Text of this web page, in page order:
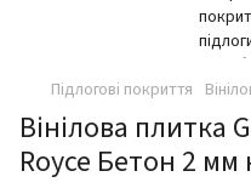
Підлогові покриття
Вінілова плитка
Royce Бетон 2 мм